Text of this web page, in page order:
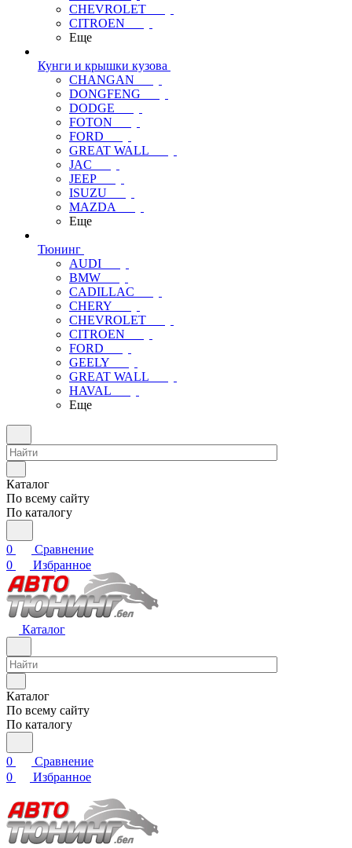
CHEVROLET
CITROEN
Еще
Кунги и крышки кузова
CHANGAN
DONGFENG
DODGE
FOTON
FORD
GREAT WALL
JAC
JEEP
ISUZU
MAZDA
Еще
Тюнинг
AUDI
BMW
CADILLAC
CHERY
CHEVROLET
CITROEN
FORD
GEELY
GREAT WALL
HAVAL
Еще
Каталог
По всему сайту
По каталогу
0
Сравнение
0
Избранное
Каталог
Каталог
По всему сайту
По каталогу
0
Сравнение
0
Избранное